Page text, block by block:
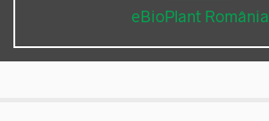
eBioPlant România